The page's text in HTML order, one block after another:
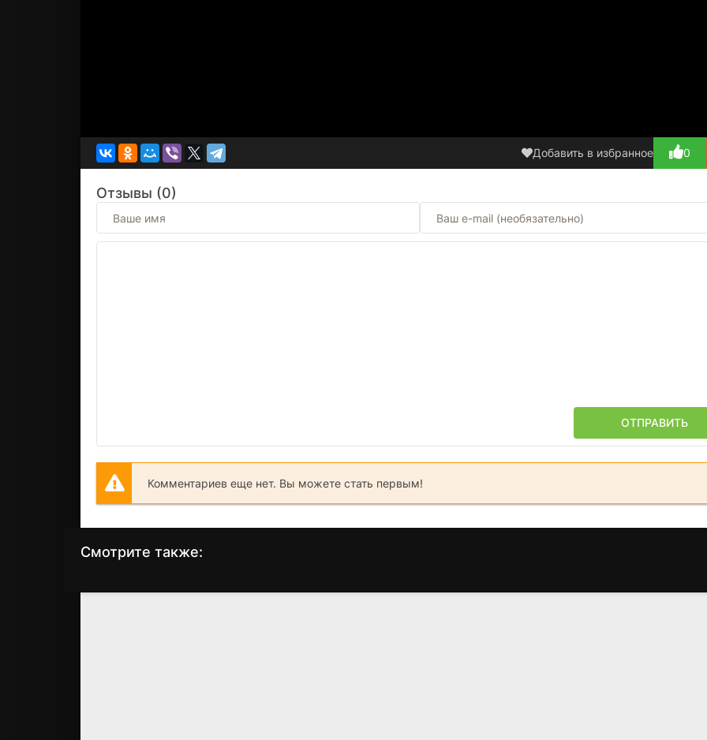
Добавить в избранное 0
Отзывы (0)
ОТПРАВИТЬ
Комментариев еще нет. Вы можете стать первым!
Смотрите также:
Великое
Винни Пух и День
Винни Пух и
Винни Пух и Тигра
Большой